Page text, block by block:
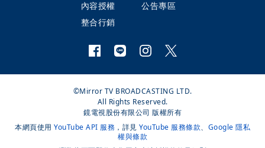
內容授權
公告專區
整合行銷
©Mirror TV BROADCASTING LTD.
All Rights Reserved.
鏡電視股份有限公司 版權所有
本網頁使用 YouTube API 服務 ，詳見 YouTube 服務條款、 Google 隱私
權與條款